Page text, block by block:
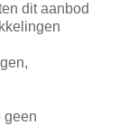
dit aanbod
geen